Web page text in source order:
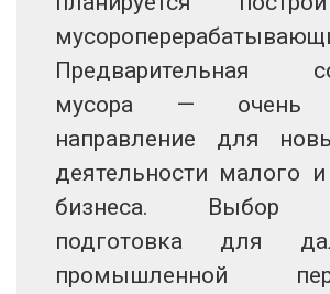
Предварительная
мусора — очень
направление для
деятельности малого
бизнеса. Выбор
подготовка для
промышленной